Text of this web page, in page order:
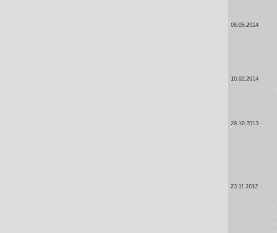
08.05.2014
10.02.2014
29.10.2013
23.11.2012